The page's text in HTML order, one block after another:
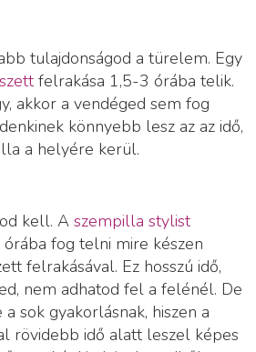
tulajdonságod a türelem. Egy
felrakása 1,5-3 órába telik.
akkor a vendéged sem fog
könnyebb lesz az az idő,
a helyére kerül.
kell. A szempilla stylist
fog telni mire készen
felrakásával. Ez hosszú idő,
nem adhatod fel a felénél. De
sok gyakorlásnak, hiszen a
rövidebb idő alatt leszel képes